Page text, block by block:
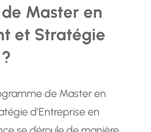
Master en
et Stratégie
de Master en
d’Entreprise en